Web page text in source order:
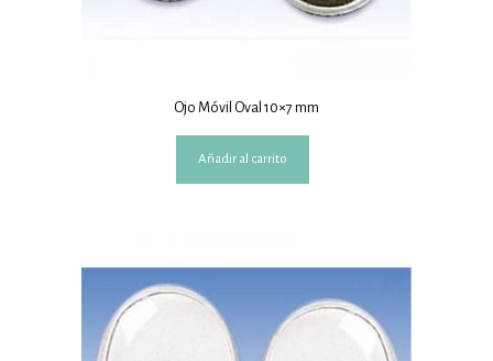
Ojo Móvil Oval 10×7 mm
Añadir al carrito